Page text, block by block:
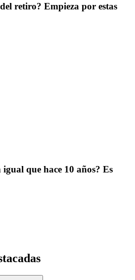
retiro? Empieza por estas
igual que hace 10 años? Es